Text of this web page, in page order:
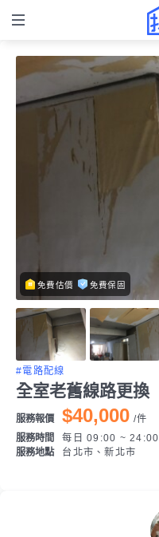
免費估價 免費保固
#電路配線
全室老舊線路更換
服務報價 $40,000 /件
服務時間
每日 09:00 ~ 24:00
服務地點
台北市、新北市